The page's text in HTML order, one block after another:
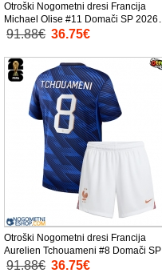
Otroški Nogometni dresi Francija
Michael Olise #11 Domači SP 2026
Kratek Rokav (+ Kratke hlače)
91.88€ 36.75€
Otroški Nogometni dresi Francija
Aurelien Tchouameni #8 Domači SP
2026 Kratek Rokav (+ Kratke hlače)
91.88€ 36.75€